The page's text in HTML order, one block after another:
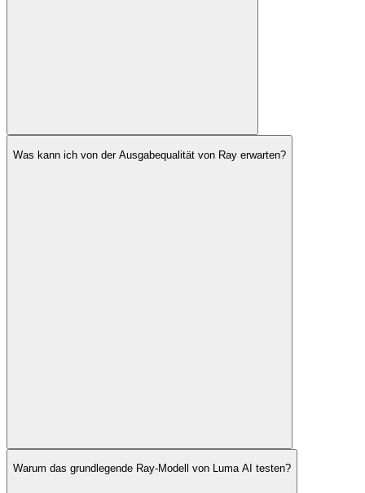
Was kann ich von der Ausgabequalität von Ray erwarten?
Warum das grundlegende Ray-Modell von Luma AI testen?